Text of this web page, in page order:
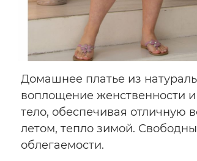
Домашнее платье из
воплощение женственности
тело, обеспечивая отличную
летом, тепло зимой.
облегаемости.